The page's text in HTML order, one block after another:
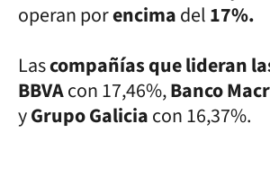
operan porencimadel17%.
Lascompañías que lideran
BBVAcon 17,46%,Banco
yGrupo Galiciacon 16,37%.